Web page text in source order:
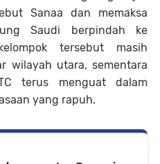
Sanaa dan memaksa
Saudi berpindah ke
tersebut masih
wilayah utara, sementara
terus menguat dalam
yang rapuh.